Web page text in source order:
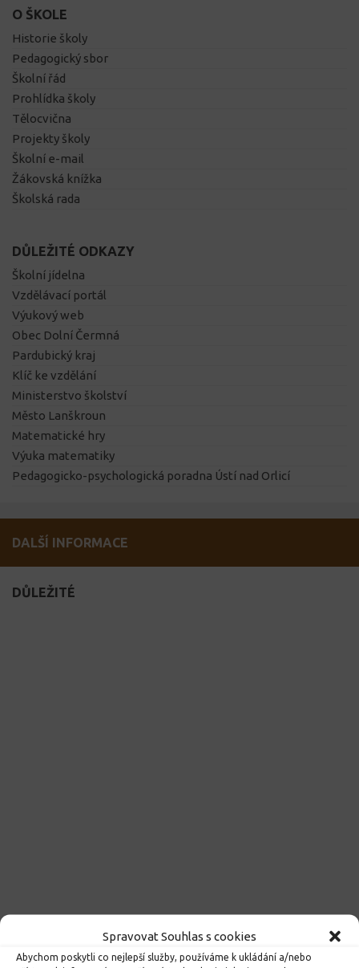
Spravovat Souhlas s cookies
Abychom poskytli co nejlepší služby, používáme k ukládání a/nebo
O ŠKOLE
Historie školy
Pedagogický sbor
Školní řád
Prohlídka školy
Tělocvična
Projekty školy
Školní e-mail
Žákovská knížka
Školská rada
DŮLEŽITÉ ODKAZY
Školní jídelna
Vzdělávací portál
Výukový web
Obec Dolní Čermná
Pardubický kraj
Klíč ke vzdělání
Ministerstvo školství
Město Lanškroun
Matematické hry
Výuka matematiky
Pedagogicko-psychologická poradna Ústí nad Orlicí
DALŠÍ INFORMACE
DŮLEŽITÉ
Kroužky 2026/2027